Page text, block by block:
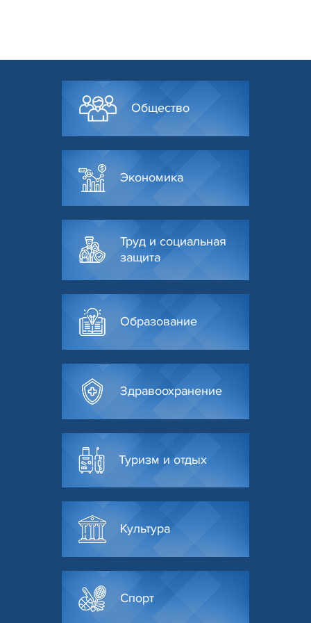
Общество
Экономика
Труд и социальная
защита
Образование
Здравоохранение
Туризм и отдых
Культура
Спорт